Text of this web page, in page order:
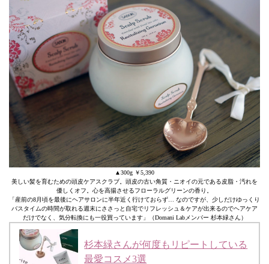
▲300g ￥5,390
美しい髪を育むための頭皮ケアスクラブ。頭皮の古い角質・ニオイの元である皮脂・汚れを
優しくオフ。心を高揚させるフローラルグリーンの香り。
「産前の8月頃を最後にヘアサロンに半年近く行けておらず… なのですが、少しだけゆっくり
バスタイムの時間が取れる週末にささっと自宅でリフレッシュ＆ケアが出来るのでヘアケア
だけでなく、気分転換にも一役買っています」（Domani Labメンバー 杉本緑さん）
杉本緑さんが何度もリピートしている
最愛コスメ3選